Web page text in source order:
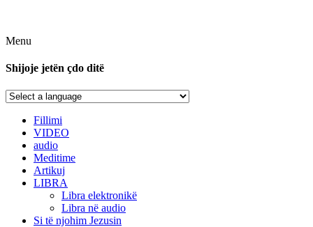
Menu
Shijoje jetën çdo ditë
Fillimi
VIDEO
audio
Meditime
Artikuj
LIBRA
Libra elektronikë
Libra në audio
Si të njohim Jezusin